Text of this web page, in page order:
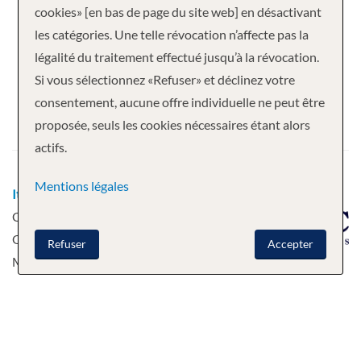
Votre croisière
10 nuitsMSC Opera
Départ
12.08.2026
ItinéraireMarseille, France - Malaga -
Cadix - Lisbonne - Alicante - Mahón -
Olbia, Sardaigne - Gênes, Italie -
Marseille, France
cookies» [en bas de page du site web] en désactivant
les catégories. Une telle révocation n’affecte pas la
légalité du traitement effectué jusqu’à la révocation.
Si vous sélectionnez «Refuser» et déclinez votre
consentement, aucune offre individuelle ne peut être
proposée, seuls les cookies nécessaires étant alors
actifs.
Mentions légales
Accepter
Refuser